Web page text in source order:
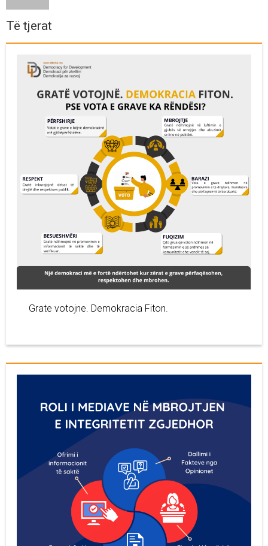
Të tjerat
Grate votojne. Demokracia Fiton.